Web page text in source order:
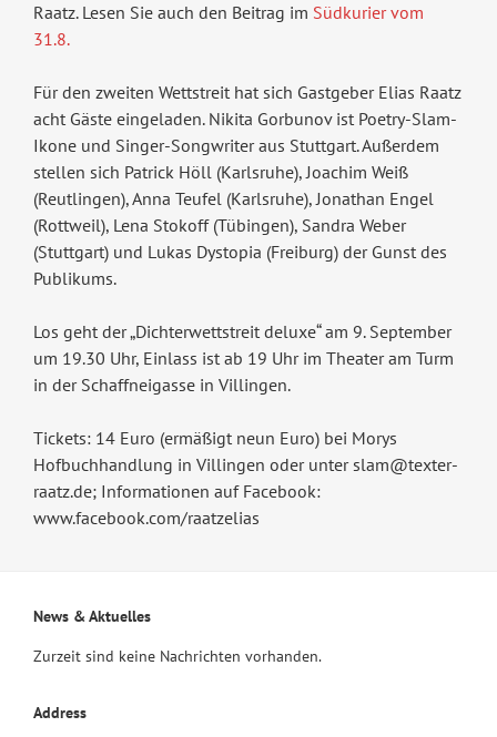
Raatz. Lesen Sie auch den Beitrag im Südkurier vom
31.8.
Für den zweiten Wettstreit hat sich Gastgeber Elias Raatz
acht Gäste eingeladen. Nikita Gorbunov ist Poetry-Slam-
Ikone und Singer-Songwriter aus Stuttgart. Außerdem
stellen sich Patrick Höll (Karlsruhe), Joachim Weiß
(Reutlingen), Anna Teufel (Karlsruhe), Jonathan Engel
(Rottweil), Lena Stokoff (Tübingen), Sandra Weber
(Stuttgart) und Lukas Dystopia (Freiburg) der Gunst des
Publikums.
Los geht der „Dichterwettstreit deluxe“ am 9. September
um 19.30 Uhr, Einlass ist ab 19 Uhr im Theater am Turm
in der Schaffneigasse in Villingen.
Tickets: 14 Euro (ermäßigt neun Euro) bei Morys
Hofbuchhandlung in Villingen oder unter slam@texter-
raatz.de; Informationen auf Facebook:
www.facebook.com/raatzelias
News & Aktuelles
Zurzeit sind keine Nachrichten vorhanden.
Address